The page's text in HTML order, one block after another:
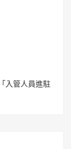
入管人員進駐